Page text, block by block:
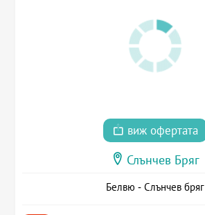
виж офертата
Слънчев Бряг
Белвю - Слънчев бряг